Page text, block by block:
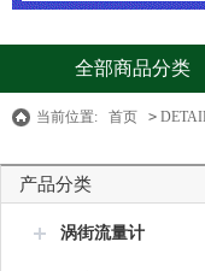
全部商品分类
当前位置: 首页 >
产品分类
涡街流量计